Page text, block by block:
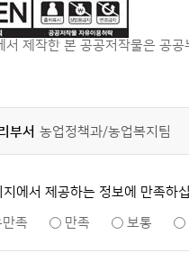
서 제작한 본 공공저작물은 공
부서 농업정책과/농업복지팀
지에서 제공하는 정보에 만족하
족
만족 보통